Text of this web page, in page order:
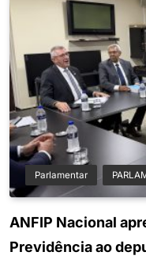
Parlamentar
ANFIP Nacional
Previdência ao